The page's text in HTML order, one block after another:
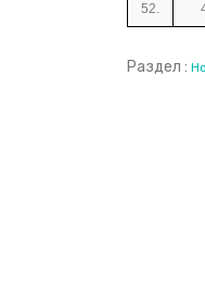
52.
Раздел :